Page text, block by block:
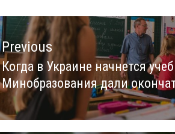
Previous
Previous
post:
Когда в Украине начнется
Минобразования дали